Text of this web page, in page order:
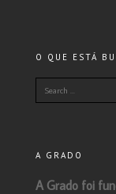
O QUE ESTÁ
A GRADO
A Grado foi